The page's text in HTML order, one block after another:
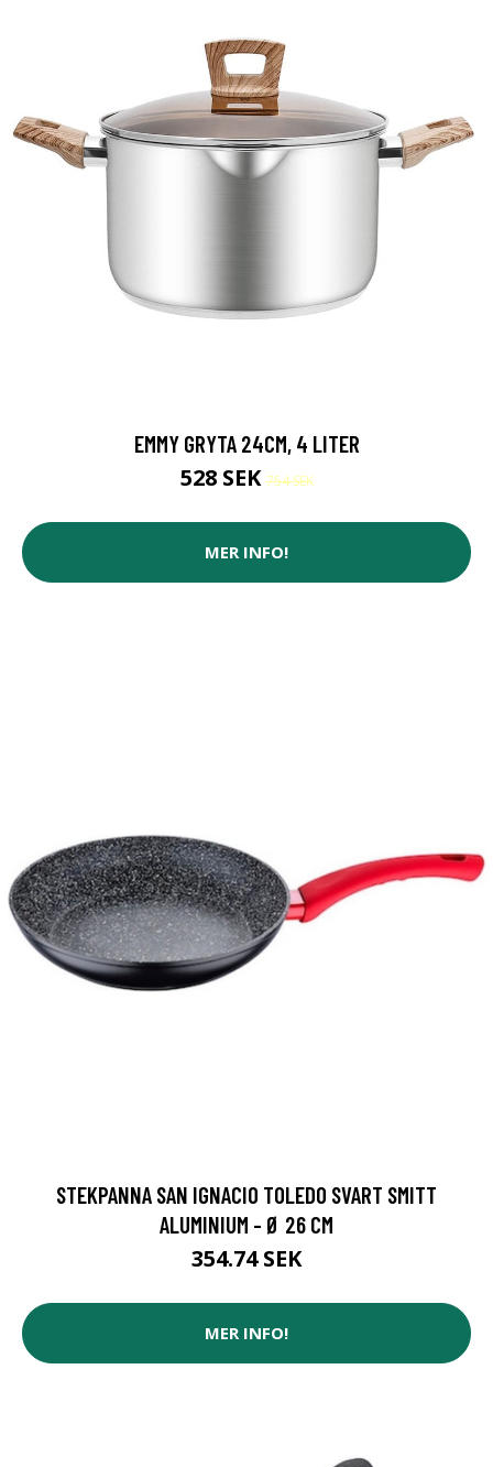
EMMY GRYTA 24CM, 4 LITER
528 SEK754 SEK
MER INFO!
STEKPANNA SAN IGNACIO TOLEDO SVART SMITT
ALUMINIUM - Ø 26 CM
354.74 SEK
MER INFO!